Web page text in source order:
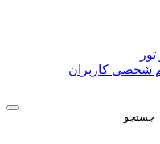
شخصی کاربران